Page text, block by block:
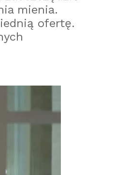
mienia.
ofertę.